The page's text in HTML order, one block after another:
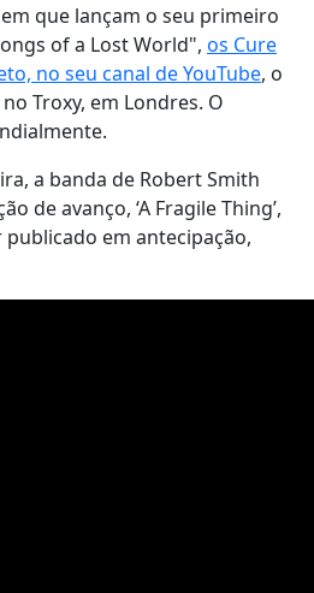
que lançam o seu primeiro
of a Lost World", os Cure
no seu canal de YouTube, o
Troxy, em Londres. O
a banda de Robert Smith
de avanço, ‘A Fragile Thing’,
em antecipação,